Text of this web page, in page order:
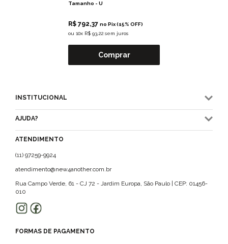
Tamanho - U
R$ 792,37 no Pix (15% OFF)
ou 10x R$ 93,22 sem juros
Comprar
INSTITUCIONAL
AJUDA?
ATENDIMENTO
(11) 97259-9924
atendimento@new4another.com.br
Rua Campo Verde, 61 - CJ 72 - Jardim Europa, São Paulo | CEP: 01456-
010
FORMAS DE PAGAMENTO